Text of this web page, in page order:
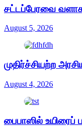
சட்டப்பேரவை
August 5, 2026
முதிர்ச்சியற்ற
August 4, 2026
பைபாஸில் உயிரைப்